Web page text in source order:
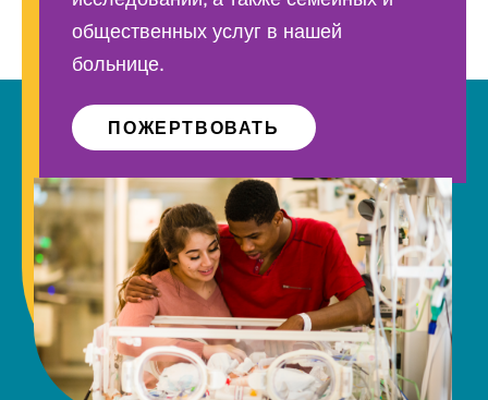
общественных услуг в нашей
больнице.
ПОЖЕРТВОВАТЬ